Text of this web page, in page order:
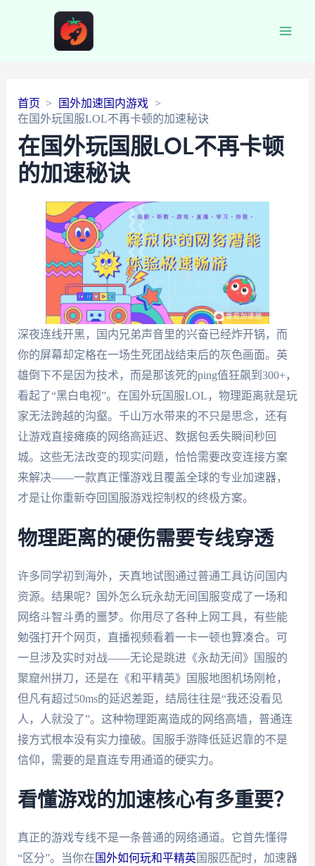
首页
国外加速国内游戏
在国外玩国服LOL不再卡顿的加速秘诀
在国外玩国服LOL不再卡顿
的加速秘诀
深夜连线开黑，国内兄弟声音里的兴奋已经炸开锅，而
你的屏幕却定格在一场生死团战结束后的灰色画面。英
雄倒下不是因为技术，而是那该死的ping值狂飙到300+，
看起了“黑白电视”。在国外玩国服LOL，物理距离就是玩
家无法跨越的沟壑。千山万水带来的不只是思念，还有
让游戏直接瘫痪的网络高延迟、数据包丢失瞬间秒回
城。这些无法改变的现实问题，恰恰需要改变连接方案
来解决——一款真正懂游戏且覆盖全球的专业加速器，
才是让你重新夺回国服游戏控制权的终极方案。
物理距离的硬伤需要专线穿透
许多同学初到海外，天真地试图通过普通工具访问国内
资源。结果呢？国外怎么玩永劫无间国服变成了一场和
网络斗智斗勇的噩梦。你用尽了各种上网工具，有些能
勉强打开个网页，直播视频看着一卡一顿也算凑合。可
一旦涉及实时对战——无论是跳进《永劫无间》国服的
聚窟州拼刀，还是在《和平精英》国服地图机场刚枪，
但凡有超过50ms的延迟差距，结局往往是“我还没看见
人，人就没了”。这种物理距离造成的网络高墙，普通连
接方式根本没有实力撞破。国服手游降低延迟靠的不是
信仰，需要的是直连专用通道的硬实力。
看懂游戏的加速核心有多重要？
真正的游戏专线不是一条普通的网络通道。它首先懂得
“区分”。当你在 国外如何玩和平精英国服匹配时，加速器